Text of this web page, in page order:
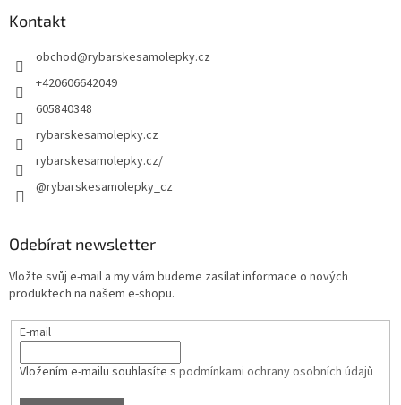
Kontakt
obchod@rybarskesamolepky.cz
+420606642049
605840348
rybarskesamolepky.cz
rybarskesamolepky.cz/
@rybarskesamolepky_cz
Odebírat newsletter
Vložte svůj e-mail a my vám budeme zasílat informace o nových
produktech na našem e-shopu.
E-mail
Vložením e-mailu souhlasíte s podmínkami ochrany osobních údajů